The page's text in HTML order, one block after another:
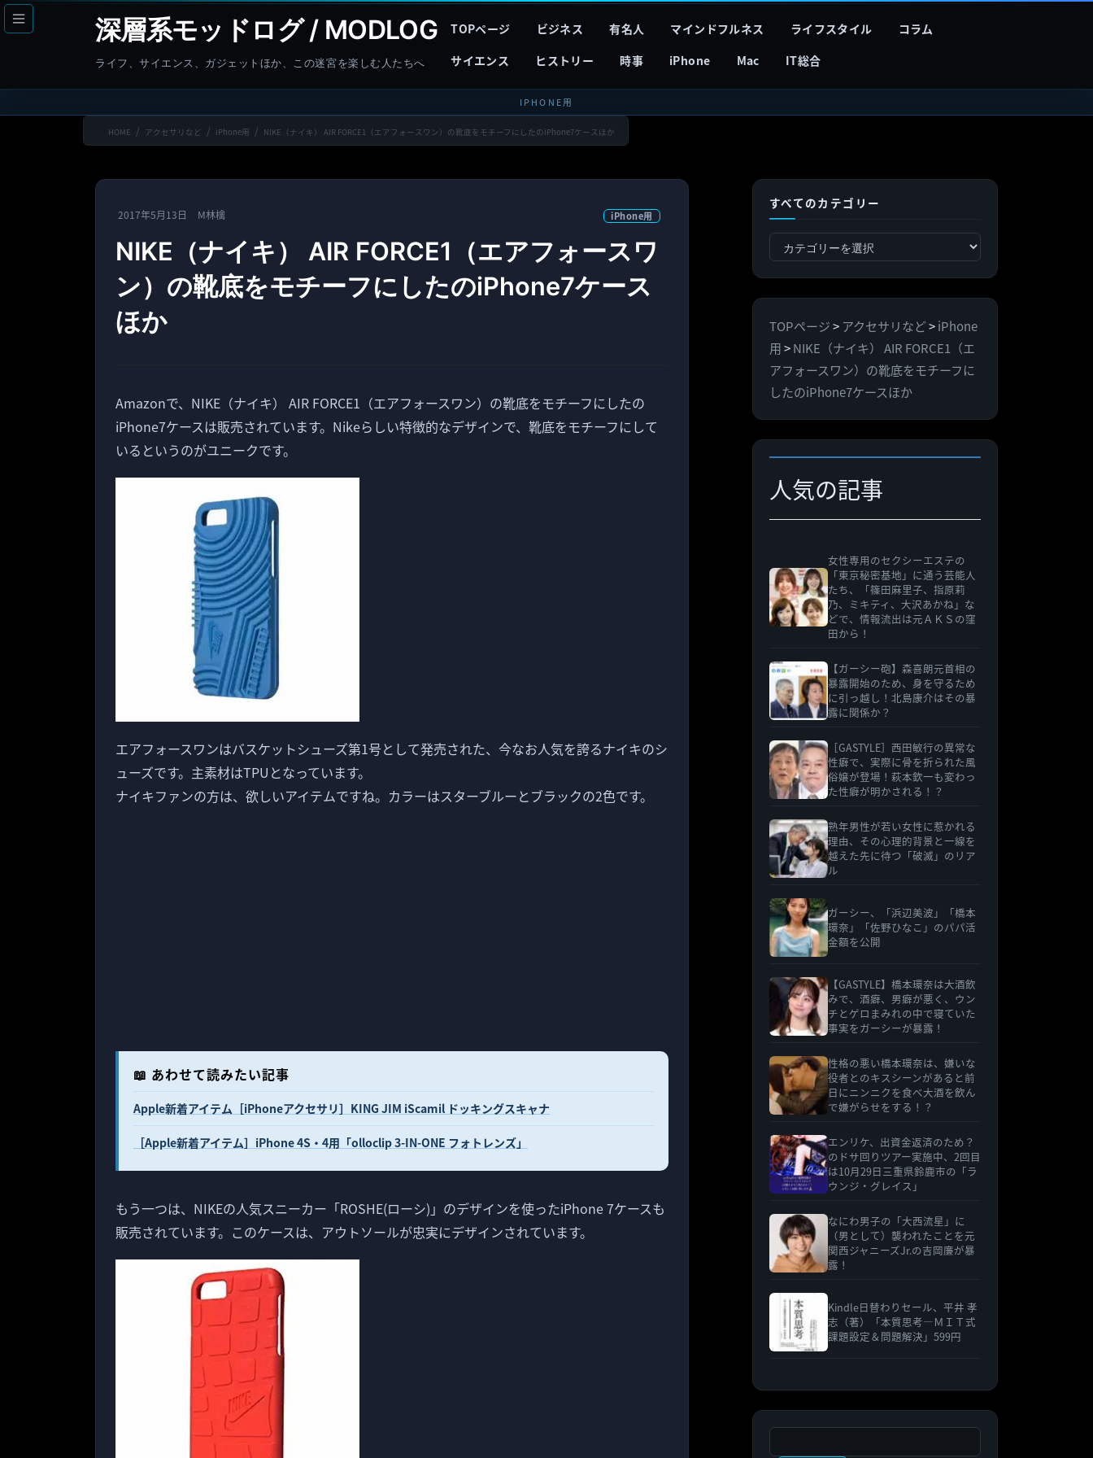
コ
ン
へ
ナ
ビ
ョ
深層系モッドログ / MODLOG
ライフ、サイエンス、ガジェットほか、この迷宮を楽しむ人たちへ
TOPページ ビジネス 有名人 マインドフルネス ライフスタイル
コラム
サイエンス
ヒストリー 時事 iPhone Mac IT総合
IPHONE用
HOME アクセサリなど iPhone用 NIKE（ナイキ） AIR FORCE1（エアフォースワン）の靴底をモチーフにしたのiPhone7ケースほか
2017年5月13日 M林檎 iPhone用
NIKE（ナイキ） AIR FORCE1（エアフォースワ
ン）の靴底をモチーフにしたのiPhone7ケース
ほか
Amazonで、NIKE（ナイキ） AIR FORCE1（エアフォースワン）の靴底をモチーフにしたの
iPhone7ケースは販売されています。Nikeらしい特徴的なデザインで、靴底をモチーフにして
いるというのがユニークです。
エアフォースワンはバスケットシューズ第1号として発売された、今なお人気を誇るナイキのシ
ューズです。主素材はTPUとなっています。
ナイキファンの方は、欲しいアイテムですね。カラーはスターブルーとブラックの2色です。
📖 あわせて読みたい記事
Apple新着アイテム［iPhoneアクセサリ］KING JIM iScamil ドッキングスキャナ
［Apple新着アイテム］iPhone 4S・4用「olloclip 3-IN-ONE フォトレンズ」
もう一つは、NIKEの人気スニーカー「ROSHE(ローシ)」のデザインを使ったiPhone 7ケースも
販売されています。このケースは、アウトソールが忠実にデザインされています。
すべてのカテゴリー
べ
カ
テ
ゴ
リ
ー
TOPページ> アクセサリなど>iPhone
用>NIKE（ナイキ） AIR FORCE1（エ
アフォースワン）の靴底をモチーフに
したのiPhone7ケースほか
人気の記事
女性専用のセクシーエステの
「東京秘密基地」に通う芸能人
たち、「篠田麻里子、指原莉
乃、ミキティ、大沢あかね」な
どで、情報流出は元ＡＫＳの窪
田から！
【ガーシー砲】森喜朗元首相の
暴露開始のため、身を守るため
に引っ越し！北島康介はその暴
露に関係か？
［GASTYLE］西田敏行の異常な
性癖で、実際に骨を折られた風
俗嬢が登場！萩本欽一も変わっ
た性癖が明かされる！？
熟年男性が若い女性に惹かれる
理由、その心理的背景と一線を
越えた先に待つ「破滅」のリア
ル
ガーシー、「浜辺美波」「橋本
環奈」「佐野ひなこ」のパパ活
金額を公開
【GASTYLE】橋本環奈は大酒飲
みで、酒癖、男癖が悪く、ウン
チとゲロまみれの中で寝ていた
事実をガーシーが暴露！
性格の悪い橋本環奈は、嫌いな
役者とのキスシーンがあると前
日にニンニクを食べ大酒を飲ん
で嫌がらせをする！？
エンリケ、出資金返済のため？
のドサ回りツアー実施中、2回目
は10月29日三重県鈴鹿市の「ラ
ウンジ・グレイス」
なにわ男子の「大西流星」に
（男として）襲われたことを元
関西ジャニーズJr.の吉岡廉が暴
露！
Kindle日替わりセール、平井 孝
志（著）「本質思考―ＭＩＴ式
課題設定＆問題解決」599円